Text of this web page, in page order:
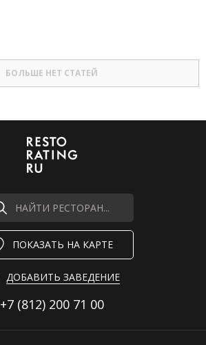
БОЛЬШЕ НЕТ СТАТЕЙ
НАЙТИ РЕСТОРАН...
ПОКАЗАТЬ НА КАРТЕ
ДОБАВИТЬ ЗАВЕДЕНИЕ
+7 (812) 200 71 00